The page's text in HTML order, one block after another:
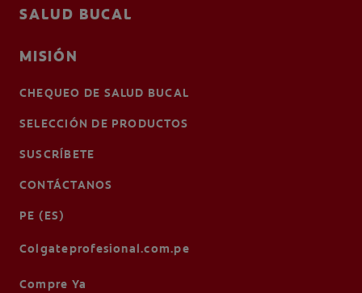
SALUD BUCAL
MISIÓN
CHEQUEO DE SALUD BUCAL
SELECCIÓN DE PRODUCTOS
SUSCRÍBETE
CONTÁCTANOS
PE (ES)
Colgateprofesional.com.pe
Compre Ya